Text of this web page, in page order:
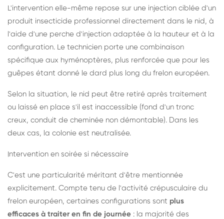
L'intervention elle-même repose sur une injection ciblée d'un
produit insecticide professionnel directement dans le nid, à
l'aide d'une perche d'injection adaptée à la hauteur et à la
configuration. Le technicien porte une combinaison
spécifique aux hyménoptères, plus renforcée que pour les
guêpes étant donné le dard plus long du frelon européen.
Selon la situation, le nid peut être retiré après traitement
ou laissé en place s'il est inaccessible (fond d'un tronc
creux, conduit de cheminée non démontable). Dans les
deux cas, la colonie est neutralisée.
Intervention en soirée si nécessaire
C'est une particularité méritant d'être mentionnée
explicitement. Compte tenu de l'activité crépusculaire du
frelon européen, certaines configurations sont plus
efficaces à traiter en fin de journée : la majorité des